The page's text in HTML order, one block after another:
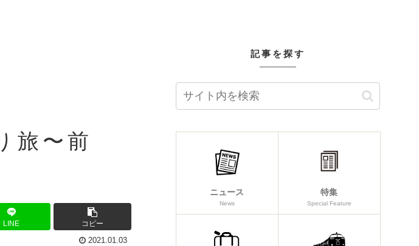
旅〜前
LINE コピー
2021.01.03
記事を探す
ニュース
News
特集
Special Feature